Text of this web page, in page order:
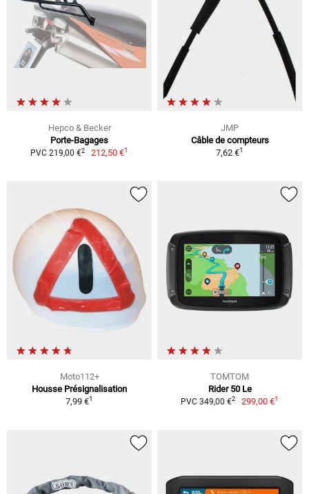
Hepco & Becker
Porte-Bagages
PVC 219,00 €2 212,50 €1
JMP
Câble de compteurs
7,62 €1
Moto112+
Housse Présignalisation
7,99 €1
TOMTOM
Rider 50 Le
PVC 349,00 €2 299,00 €1